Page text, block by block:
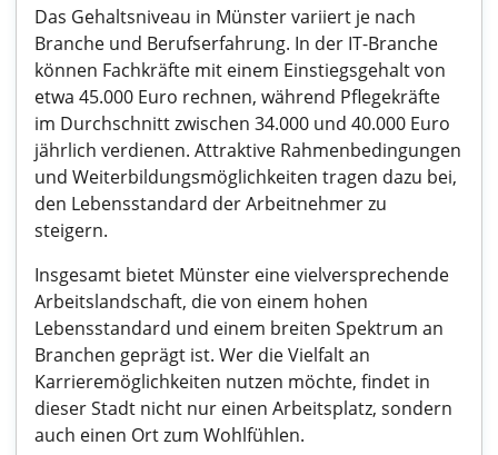
Das Gehaltsniveau in Münster variiert je nach
Branche und Berufserfahrung. In der IT-Branche
können Fachkräfte mit einem Einstiegsgehalt von
etwa 45.000 Euro rechnen, während Pflegekräfte
im Durchschnitt zwischen 34.000 und 40.000 Euro
jährlich verdienen. Attraktive Rahmenbedingungen
und Weiterbildungsmöglichkeiten tragen dazu bei,
den Lebensstandard der Arbeitnehmer zu
steigern.
Insgesamt bietet Münster eine vielversprechende
Arbeitslandschaft, die von einem hohen
Lebensstandard und einem breiten Spektrum an
Branchen geprägt ist. Wer die Vielfalt an
Karrieremöglichkeiten nutzen möchte, findet in
dieser Stadt nicht nur einen Arbeitsplatz, sondern
auch einen Ort zum Wohlfühlen.